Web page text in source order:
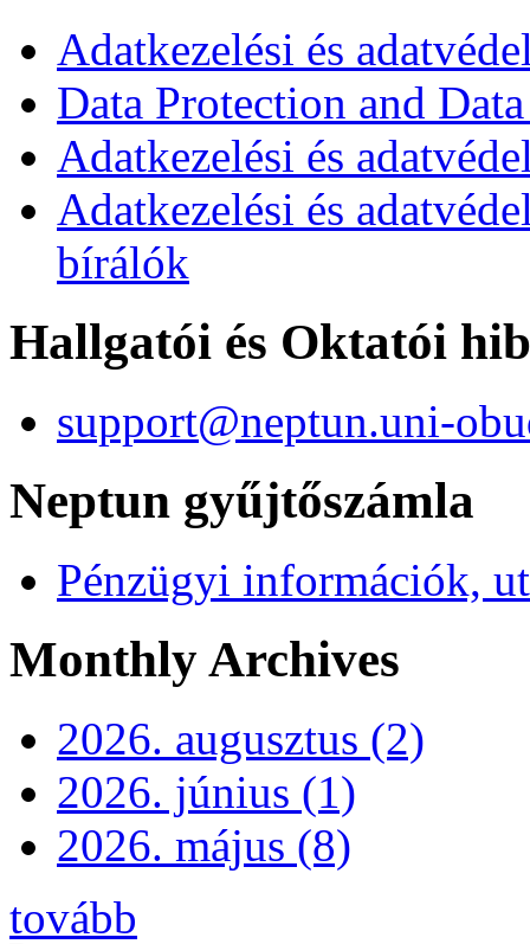
Adatkezelési és
Data Protection and
Adatkezelési és
Adatkezelési és
bírálók
Hallgatói és Oktatói
support@neptun.uni-
Neptun gyűjtőszámla
Pénzügyi információk,
Monthly Archives
2026. augusztus (2)
2026. június (1)
2026. május (8)
tovább